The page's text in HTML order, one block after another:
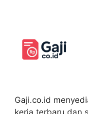
Gaji.co.id
kerja terbaru dan